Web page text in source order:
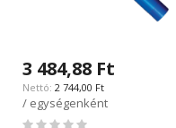
3 484,88 Ft
2 744,00 Ft
/ egységenként
Rating: